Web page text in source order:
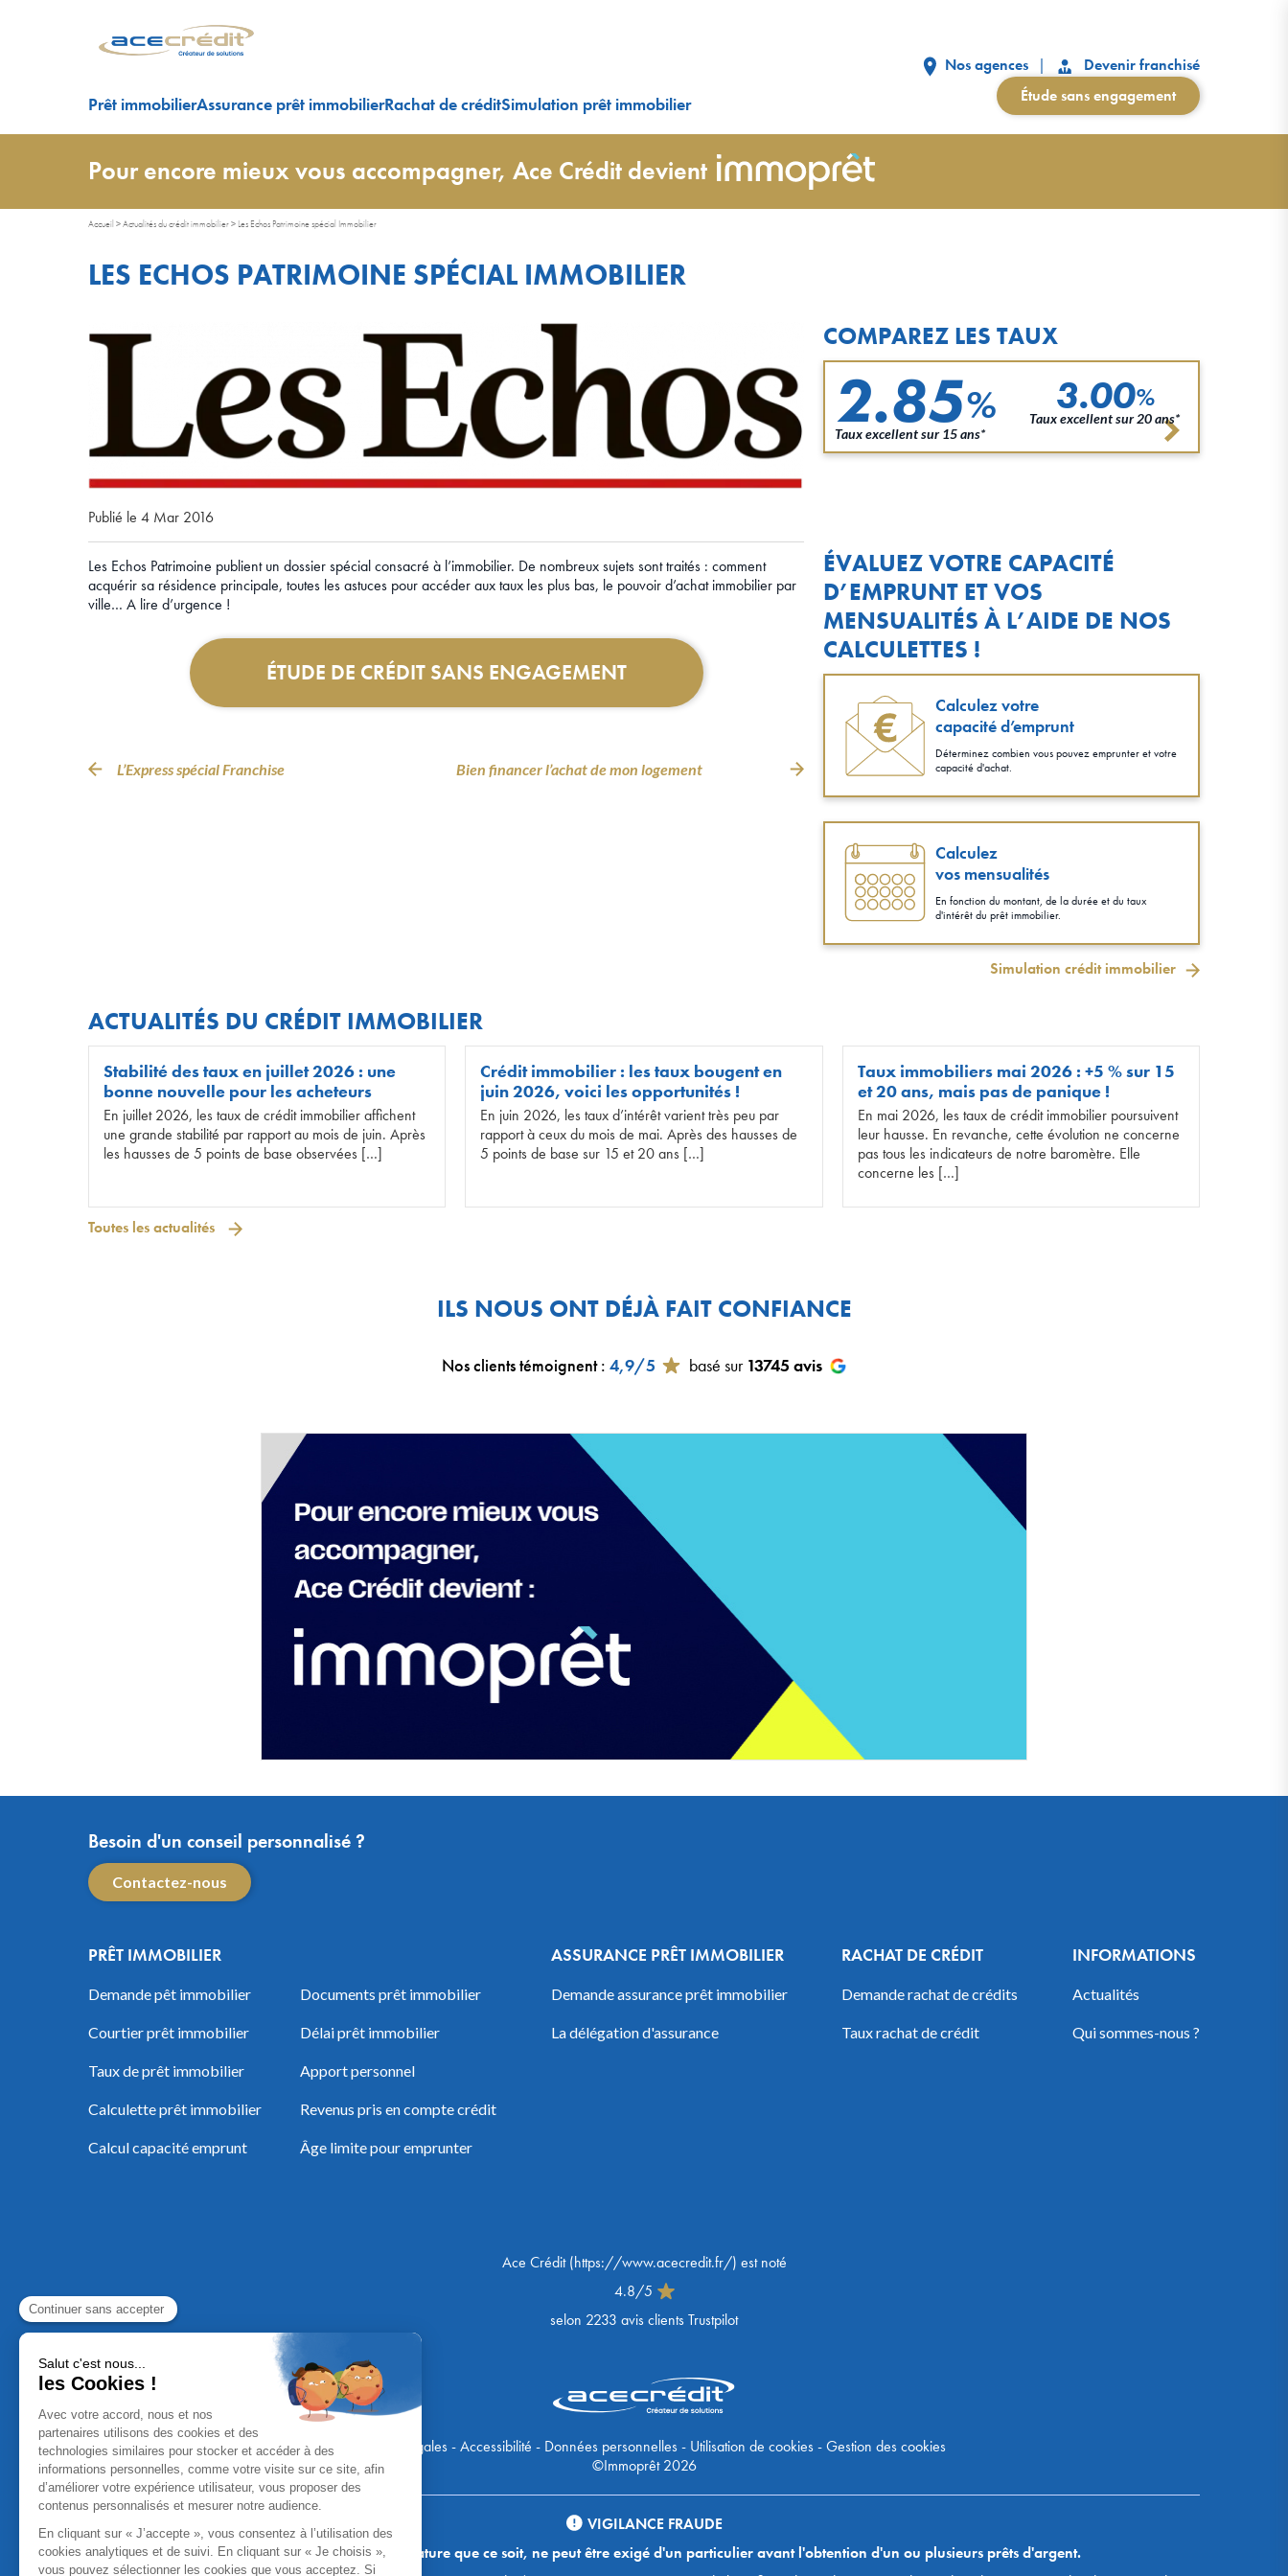
Prêt immobilierAssurance prêt immobilierRachat de créditSimulation prêt immobilier
Nos agences
Devenir franchisé
Étude sans engagement
Pour encore mieux vous accompagner, Ace Crédit devient
Accueil >Actualités du crédit immobilier> Les Echos Patrimoine spécial Immobilier
LES ECHOS PATRIMOINE SPÉCIAL IMMOBILIER
Publié le 4 Mar 2016
Les Echos Patrimoine publient un dossier spécial consacré à l’immobilier. De nombreux sujets sont traités : comment
acquérir sa résidence principale, toutes les astuces pour accéder aux taux les plus bas, le pouvoir d’achat immobilier par
ville… A lire d’urgence !
ÉTUDE DE CRÉDIT SANS ENGAGEMENT
L’Express spécial Franchise Bien financer l’achat de mon logement
COMPAREZ LES TAUX
2.85%
Taux excellent sur 15 ans*
3.00%
Taux excellent sur 20 ans*
ÉVALUEZ VOTRE CAPACITÉ
D’EMPRUNT ET VOS
MENSUALITÉS À L’AIDE DE NOS
CALCULETTES !
Calculez votre
capacité d’emprunt
Déterminez combien vous pouvez emprunter et votre
capacité d'achat.
Calculez
vos mensualités
En fonction du montant, de la durée et du taux
d'intérêt du prêt immobilier.
Simulation crédit immobilier
ACTUALITÉS DU CRÉDIT IMMOBILIER
Stabilité des taux en juillet 2026 : une
bonne nouvelle pour les acheteurs
En juillet 2026, les taux de crédit immobilier affichent
une grande stabilité par rapport au mois de juin. Après
les hausses de 5 points de base observées […]
Crédit immobilier : les taux bougent en
juin 2026, voici les opportunités !
En juin 2026, les taux d’intérêt varient très peu par
rapport à ceux du mois de mai. Après des hausses de
5 points de base sur 15 et 20 ans […]
Taux immobiliers mai 2026 : +5 % sur 15
et 20 ans, mais pas de panique !
En mai 2026, les taux de crédit immobilier poursuivent
leur hausse. En revanche, cette évolution ne concerne
pas tous les indicateurs de notre baromètre. Elle
concerne les […]
Toutes les actualités
ILS NOUS ONT DÉJÀ FAIT CONFIANCE
Nos clients témoignent: 4,9/5 basé sur 13745 avis
Besoin d'un conseil personnalisé ?
Contactez-nous
PRÊT IMMOBILIER
Demande pêt immobilier
Courtier prêt immobilier
Taux de prêt immobilier
Calculette prêt immobilier
Calcul capacité emprunt
Documents prêt immobilier
Délai prêt immobilier
Apport personnel
Revenus pris en compte crédit
Âge limite pour emprunter
ASSURANCE PRÊT IMMOBILIER
Demande assurance prêt immobilier
La délégation d'assurance
RACHAT DE CRÉDIT
Demande rachat de crédits
Taux rachat de crédit
INFORMATIONS
Actualités
Qui sommes-nous ?
Ace Crédit(https://www.acecredit.fr/) est noté
4.8/5
selon 2233 avis clients Trustpilot
Mentions Légales-Accessibilité - Données personnelles- Utilisation de cookies-Gestion des cookies
©Immoprêt 2026
VIGILANCE FRAUDE
Aucun versement, de quelque nature que ce soit, ne peut être exigé d'un particulier avant l'obtention d'un ou plusieurs prêts d'argent.